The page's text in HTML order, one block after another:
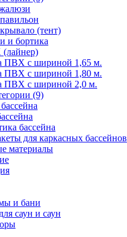
(тент)
и бортика
ПВХ с шириной 1,65 м.
ПВХ с шириной 1,80 м.
ПВХ с шириной 2,0 м.
(9)
бассейна
для каркасных бассейнов
материалы
и бани
саун и саун